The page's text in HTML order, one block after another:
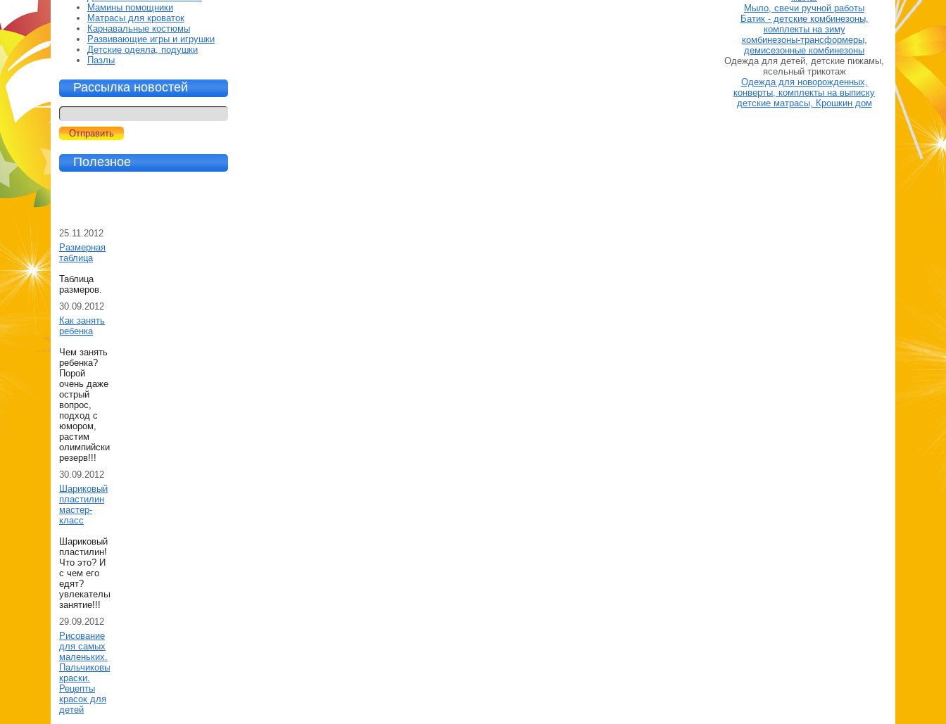
Мамины помощники
Матрасы для кроваток
Карнавальные костюмы
Развивающие игры и игрушки
Детские одеяла, подушки
Пазлы
Рассылка новостей
Полезное
25.11.2012
Размерная
таблица
Таблица
размеров.
30.09.2012
Как занять
ребенка
Чем занять
ребенка?
Порой
очень даже
острый
вопрос,
подход с
юмором,
растим
олимпийский
резерв!!!
30.09.2012
Шариковый
пластилин
мастер-
класс
Шариковый
пластилин!
Что это? И
с чем его
едят?
увлекательнешее
занятие!!!
29.09.2012
Рисование
для самых
маленьких.
Пальчиковые
краски.
Рецепты
красок для
детей
Мыло, свечи ручной работы
Батик - детские комбинезоны,
комплекты на зиму
комбинезоны-трансформеры,
демисезонные комбинезоны
Одежда для детей, детские пижамы,
ясельный трикотаж
Одежда для новорожденных,
конверты, комплекты на выписку
детские матрасы, Крошкин дом